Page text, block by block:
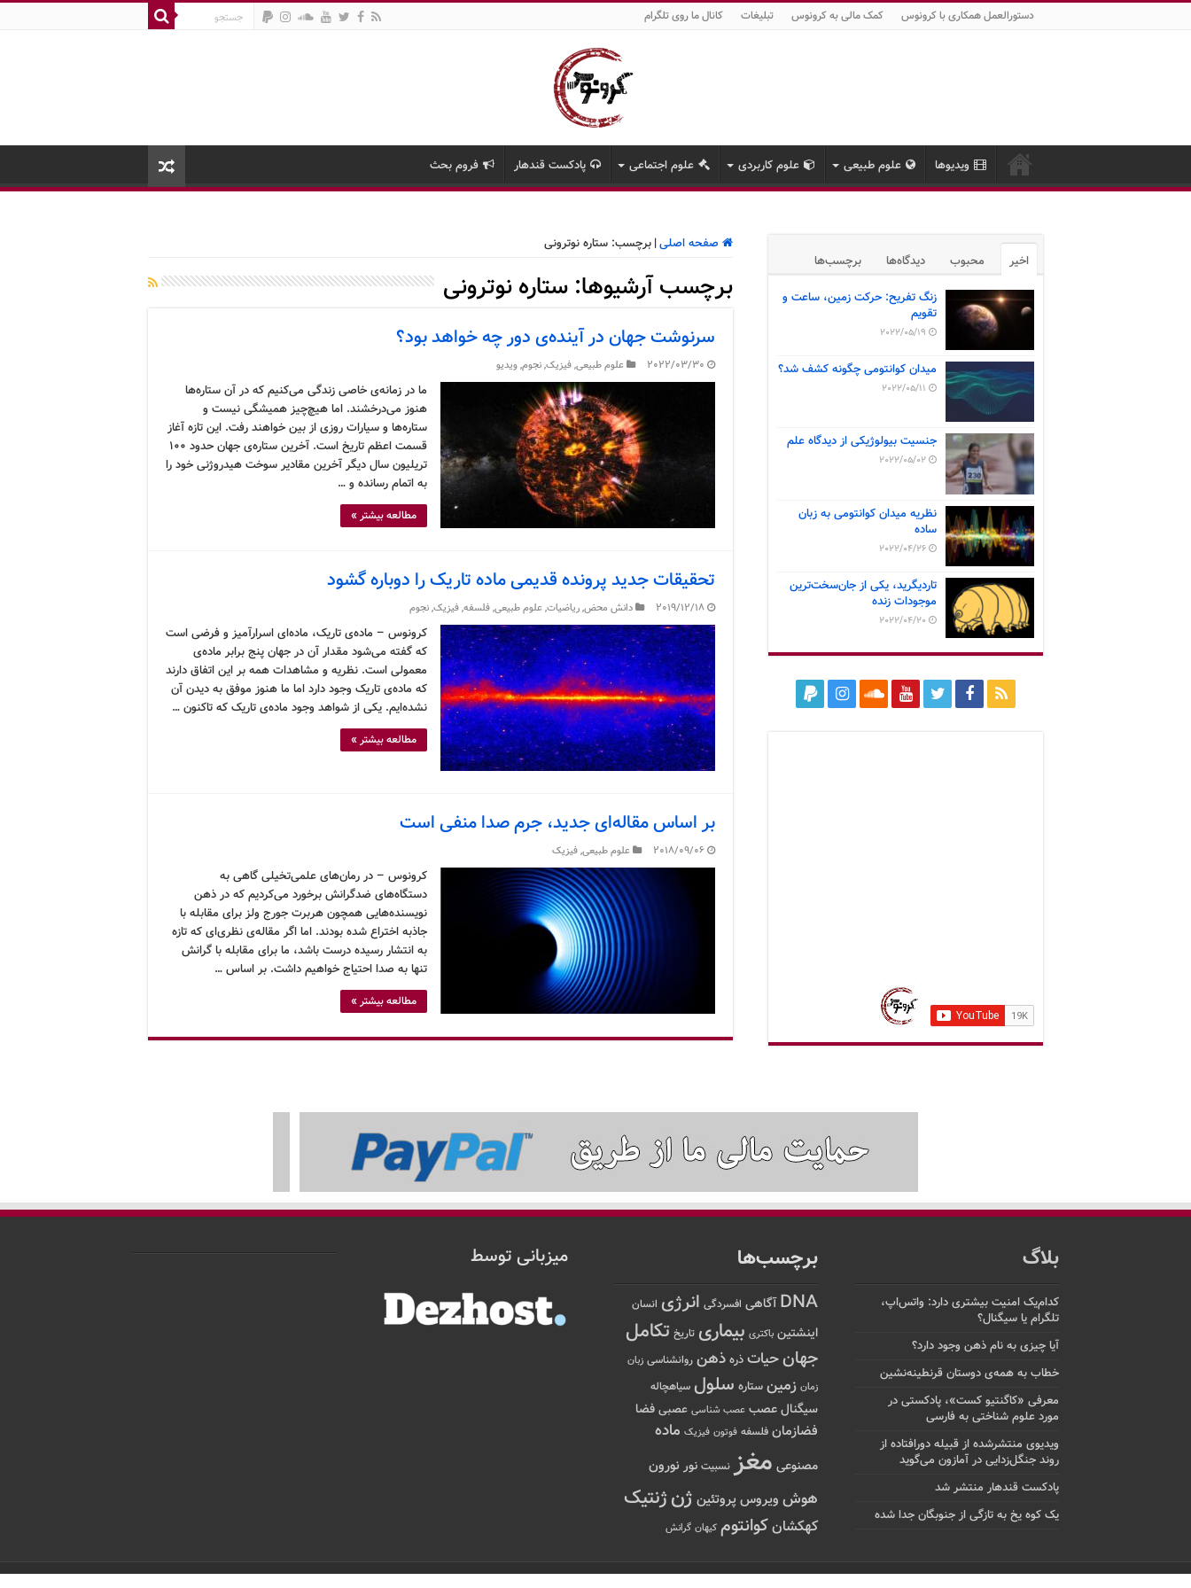
دستورالعمل همکاری با کرونوس کمک مالی به کرونوس تبلیغات کانال ما روی تلگرام
ویدیوها علوم طبیعی علوم کاربردی علوم اجتماعی پادکست قندهار فروم بحث
صفحه اصلی| برچسب: ستاره نوترونی
برچسب آرشیوها: ستاره نوترونی
سرنوشت جهان در آینده‌ی دور چه خواهد بود؟
2022/03/30 علوم طبیعی,فیزیک,نجوم,ویدیو
ما در زمانه‌ی خاصی زندگی می‌کنیم که در آن ستاره‌ها
هنوز می‌درخشند. اما هیچ‌چیز همیشگی نیست و
ستاره‌ها و سیارات روزی از بین خواهند رفت. این تازه آغاز
قسمت اعظم تاریخ است. آخرین ستاره‌ی جهان حدود ۱۰۰
تریلیون سال دیگر آخرین مقادیر سوخت هیدروژنی خود را
به اتمام رسانده و …
مطالعه بیشتر »
تحقیقات جدید پرونده قدیمی ماده تاریک را دوباره گشود
2019/12/18 دانش محض,ریاضیات,علوم طبیعی,فلسفه,فیزیک,نجوم
کرونوس – ماده‌ی تاریک، ماده‌ای اسرارآمیز و فرضی است
که گفته می‌شود مقدار آن در جهان پنج برابر ماده‌ی
معمولی است. نظریه و مشاهدات همه بر این اتفاق دارند
که ماده‌ی تاریک وجود دارد اما ما هنوز موفق به دیدن آن
نشده‌ایم. یکی از شواهد وجود ماده‌ی تاریک که تاکنون …
مطالعه بیشتر »
بر اساس مقاله‌ای جدید، جرم صدا منفی است
2018/09/06 علوم طبیعی,فیزیک
کرونوس – در رمان‌های علمی‌تخیلی گاهی به
دستگاه‌های ضدگرانش برخورد می‌کردیم که در ذهن
نویسنده‌هایی همچون هربرت جورج ولز برای مقابله با
جاذبه اختراع شده بودند. اما اگر مقاله‌ی نظری‌ای که تازه
به انتشار رسیده درست باشد، ما برای مقابله با گرانش
تنها به صدا احتیاج خواهیم داشت. بر اساس …
مطالعه بیشتر »
اخیر محبوب دیدگاه‌ها برچسب‌ها
زنگ تفریح: حرکت زمین، ساعت و
تقویم
2022/05/19
میدان کوانتومی چگونه کشف شد؟
2022/05/11
جنسیت بیولوژیکی از دیدگاه علم
2022/05/02
نظریه میدان کوانتومی به زبان
ساده
2022/04/26
تاردیگرید، یکی از جان‌سخت‌ترین
موجودات زنده
2022/04/20
بلاگ
کدام‌یک امنیت بیشتری دارد: واتس‌اپ،
تلگرام یا سیگنال؟
آیا چیزی به نام ذهن وجود دارد؟
خطاب به همه‌ی دوستان قرنطینه‌نشین
معرفی «کاگنتیو کست»، پادکستی در
مورد علوم شناختی به فارسی
ویدیوی منتشرشده از قبیله دورافتاده‌ از
روند جنگل‌زدایی در آمازون می‌گوید
پادکست قندهار منتشر شد
یک کوه یخ به تازگی از جنوبگان جدا شده
برچسب‌ها
DNA آگاهی افسردگی انرژی انسان
اینشتین باکتری بیماری تاریخ تکامل
جهانحیات ذره ذهن روانشناسی زبان
زمان زمین ستاره سلول سیاهچاله
سیگنالعصب عصب شناسی عصبی فضا
فضازمان فلسفه فوتون فیزیک ماده
مصنوعی مغز نسبیت نور نورون
هوش ویروس پروتئین ژنژنتیک
کهکشانکوانتوم کیهان گرانش
میزبانی توسط